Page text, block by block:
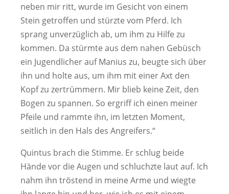
neben mir ritt, wurde im Gesicht von einem
Stein getroffen und stürzte vom Pferd. Ich
sprang unverzüglich ab, um ihm zu Hilfe zu
kommen. Da stürmte aus dem nahen Gebüsch
ein Jugendlicher auf Manius zu, beugte sich über
ihn und holte aus, um ihm mit einer Axt den
Kopf zu zertrümmern. Mir blieb keine Zeit, den
Bogen zu spannen. So ergriff ich einen meiner
Pfeile und rammte ihn, im letzten Moment,
seitlich in den Hals des Angreifers.“
Quintus brach die Stimme. Er schlug beide
Hände vor die Augen und schluchzte laut auf. Ich
nahm ihn tröstend in meine Arme und wiegte